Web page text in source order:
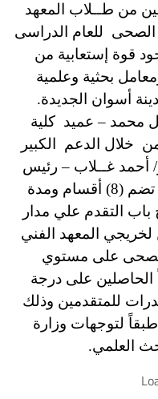
من طــلاب المعهد
الصحى للعام الدراسى
وجود قوة إستعابية من
بحثية وعلمية
أسوان الجديدة.
محمد – عميد كلية
خلال الدعم الكبير
أحمد غــلاب – رئيس
الجامعة، لكلية التمريض التي تضم (8) أقسام ومدة
تم فتح باب التقدم علي مدار
لخريجي المعهد الفني
الصحى على مستوي
الحاصلين على درجة
للمتقدمين وذلك
لتوجهات وزارة
العلمي.